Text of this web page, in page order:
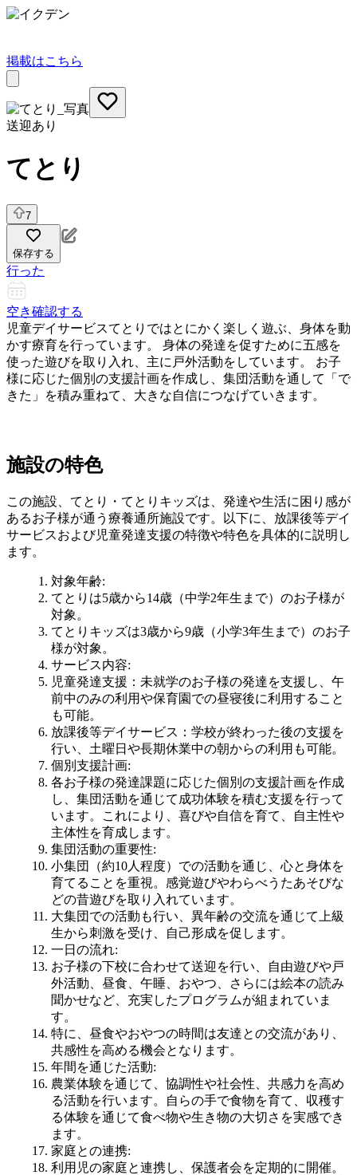
掲載はこちら
送迎あり
てとり
7
保存する
行った
空き確認する
児童デイサービスてとりではとにかく楽しく遊ぶ、身体を動
かす療育を行っています。 身体の発達を促すために五感を
使った遊びを取り入れ、主に戸外活動をしています。 お子
様に応じた個別の支援計画を作成し、集団活動を通して「で
きた」を積み重ねて、大きな自信につなげていきます。
施設の特色
この施設、てとり・てとりキッズは、発達や生活に困り感が
あるお子様が通う療養通所施設です。以下に、放課後等デイ
サービスおよび児童発達支援の特徴や特色を具体的に説明し
ます。
対象年齢:
てとりは5歳から14歳（中学2年生まで）のお子様が
対象。
てとりキッズは3歳から9歳（小学3年生まで）のお子
様が対象。
サービス内容:
児童発達支援：未就学のお子様の発達を支援し、午
前中のみの利用や保育園での昼寝後に利用すること
も可能。
放課後等デイサービス：学校が終わった後の支援を
行い、土曜日や長期休業中の朝からの利用も可能。
個別支援計画:
各お子様の発達課題に応じた個別の支援計画を作成
し、集団活動を通じて成功体験を積む支援を行って
います。これにより、喜びや自信を育て、自主性や
主体性を育成します。
集団活動の重要性:
小集団（約10人程度）での活動を通じ、心と身体を
育てることを重視。感覚遊びやわらべうたあそびな
どの昔遊びを取り入れています。
大集団での活動も行い、異年齢の交流を通じて上級
生から刺激を受け、自己形成を促します。
一日の流れ:
お子様の下校に合わせて送迎を行い、自由遊びや戸
外活動、昼食、午睡、おやつ、さらには絵本の読み
聞かせなど、充実したプログラムが組まれていま
す。
特に、昼食やおやつの時間は友達との交流があり、
共感性を高める機会となります。
年間を通じた活動:
農業体験を通じて、協調性や社会性、共感力を高め
る活動を行います。自らの手で食物を育て、収穫す
る体験を通じて食べ物や生き物の大切さを実感でき
ます。
家庭との連携:
利用児の家庭と連携し、保護者会を定期的に開催。